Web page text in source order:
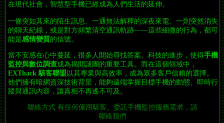
在現代社會，智慧型手機已經成為人們生活的延伸。
一條突如其來的陌生訊息、一通無法解釋的深夜來電、一則突然消失
的聊天紀錄，或是對方頻繁清空通訊軌跡——這些細微的行為，都可
能是感情變質的信號。
當不安感在心中蔓延，很多人開始尋找答案。科技的進步，使得手機
監控與數位調查成為揭開謎團的重要工具。而在這個領域中，
EXThack 駭客聯盟 以其專業與高效率，成為眾多客戶信賴的選擇。
他們擁有暗網資深技術背景，能夠遠端掌握目標手機的動態、即時行
蹤與通訊內容，讓真相不再遙不可及。
聯絡方式 有任何僱用駭客、委託手機監控服務需求，請
聯絡我們